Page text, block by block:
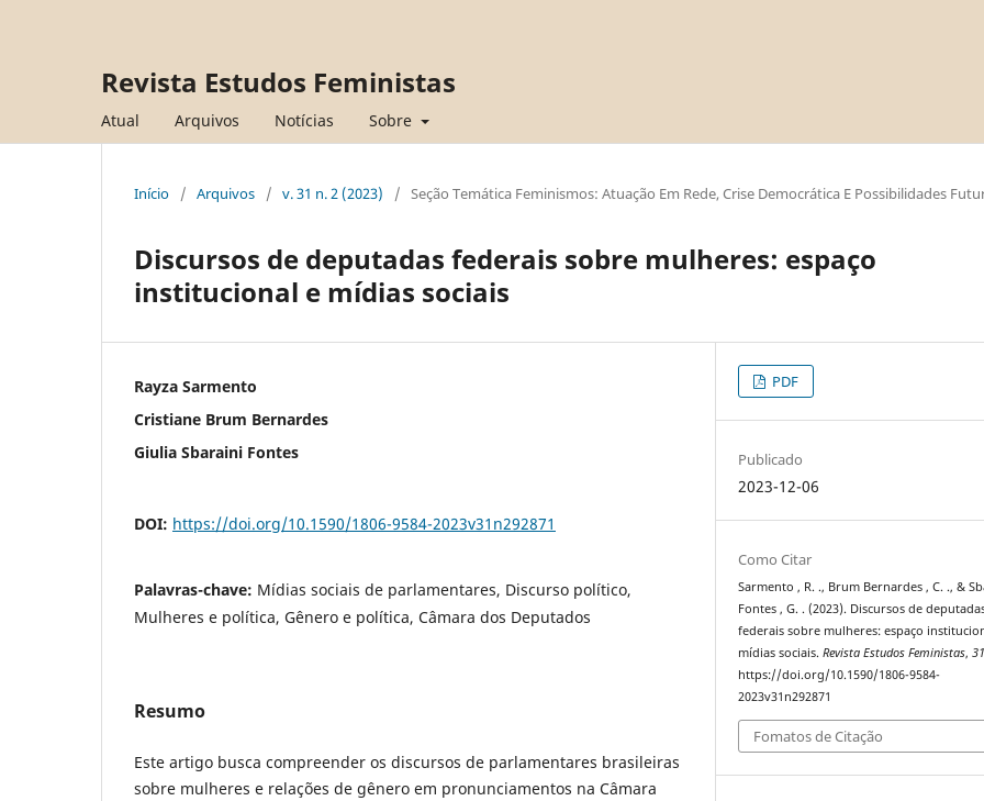
Revista Estudos Feministas
Atual Arquivos Notícias Sobre
Início / Arquivos / v. 31 n. 2 (2023) / Seção Temática Feminismos: Atuação Em Rede, Crise Democrática E Possibilidades
Discursos de deputadas federais sobre mulheres: espaço
institucional e mídias sociais
Rayza Sarmento
Cristiane Brum Bernardes
Giulia Sbaraini Fontes
DOI: https://doi.org/10.1590/1806-9584-2023v31n292871
Palavras-chave: Mídias sociais de parlamentares, Discurso político,
Mulheres e política, Gênero e política, Câmara dos Deputados
Resumo
Este artigo busca compreender os discursos de parlamentares brasileiras
sobre mulheres e relações de gênero em pronunciamentos na Câmara
PDF
Publicado
2023-12-06
Como Citar
Sarmento , R. ., Brum Bernardes , C. ., &
Fontes , G. . (2023). Discursos de
federais sobre mulheres: espaço
mídias sociais.Revista Estudos Feministas,
https://doi.org/10.1590/1806-9584-
2023v31n292871
Fomatos de Citação